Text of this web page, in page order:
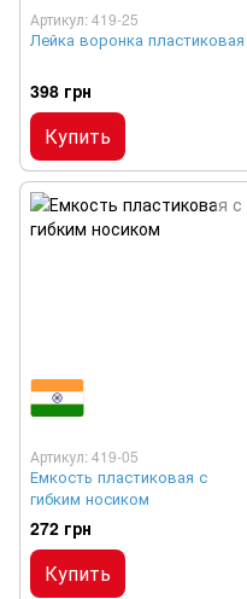
Артикул: 419-25
Лейка воронка пластиковая
398 грн
Купить
Артикул: 419-05
Емкость пластиковая с
гибким носиком
272 грн
Купить